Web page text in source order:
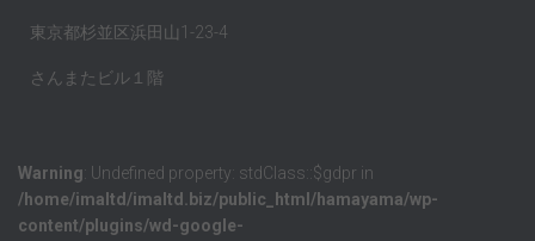
東京都杉並区浜田山1-23-4
さんまたビル１階
Warning: Undefined property: stdClass::$gdpr in
/home/imaltd/imaltd.biz/public_html/hamayama/wp-
content/plugins/wd-google-